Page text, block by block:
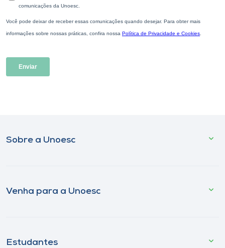
Sobre a Unoesc
Venha para a Unoesc
Estudantes